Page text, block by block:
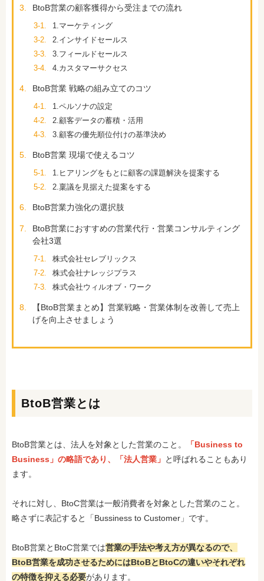
3. BtoB営業の顧客獲得から受注までの流れ
3-1.
1.マーケティング
3-2.
2.インサイドセールス
3-3.
3.フィールドセールス
3-4.
4.カスタマーサクセス
4. BtoB営業 戦略の組み立てのコツ
4-1.
1.ペルソナの設定
4-2.
2.顧客データの蓄積・活用
4-3.
3.顧客の優先順位付けの基準決め
5. BtoB営業 現場で使えるコツ
5-1.
1.ヒアリングをもとに顧客の課題解決を提案する
5-2.
2.稟議を見据えた提案をする
6. BtoB営業力強化の選択肢
7.
BtoB営業におすすめの営業代行・営業コンサルティング
会社3選
7-1.
株式会社セレブリックス
7-2.
株式会社ナレッジプラス
7-3.
株式会社ウィルオブ・ワーク
8.
【BtoB営業まとめ】営業戦略・営業体制を改善して売上
げを向上させましょう
BtoB営業とは
BtoB営業とは、法人を対象とした営業のこと。
「Business to
Business」の略語であり、「法人営業」 と呼ばれることもあり
ます。
それに対し、BtoC営業は一般消費者を対象とした営業のこと。
略さずに表記すると「Bussiness to Customer」です。
BtoB営業とBtoC営業では営業の手法や考え方が異なるので、
BtoB営業を成功させるためにはBtoBとBtoCの違いやそれぞれ
の特徴を抑える必要があります。